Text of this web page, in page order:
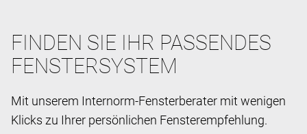
FINDEN SIE IHR PASSENDES
FENSTERSYSTEM
Mit unserem Internorm-Fensterberater mit wenigen
Klicks zu Ihrer persönlichen Fensterempfehlung.